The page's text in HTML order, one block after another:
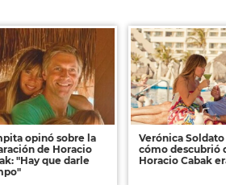
opinó sobre la
de Horacio
"Hay que darle
Verónica
cómo descubrió
Horacio Cabak